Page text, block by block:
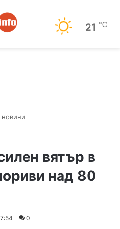
21 ℃
вятър в
над 80
0